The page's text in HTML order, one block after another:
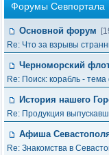
Форумы Севпортала
Основной форум
Re: Что за взрывы
Черноморский
Re: Поиск: корабль -
История нашего
Re: Продукция
Афиша
Re: Знакомства в